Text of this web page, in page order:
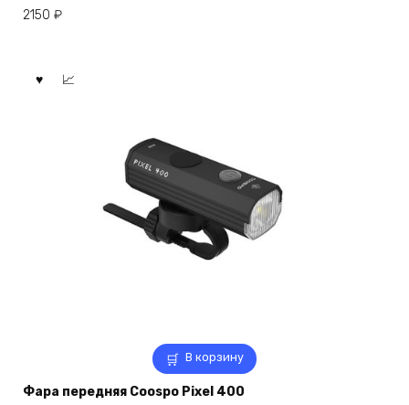
2150 ₽
В корзину
Фара передняя Coospo Pixel 400